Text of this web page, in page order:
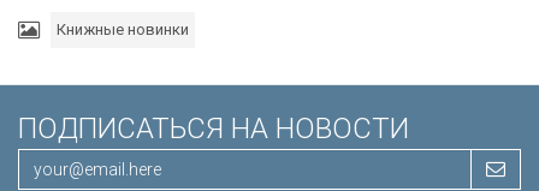
Книжные новинки
ПОДПИСАТЬСЯ НА НОВОСТИ